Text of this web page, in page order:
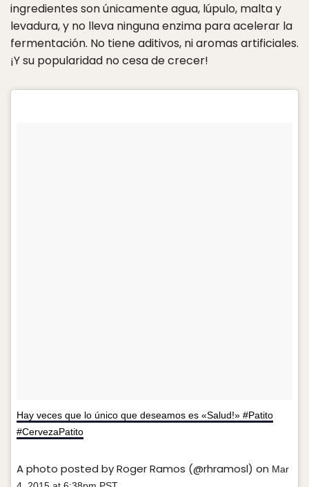
ingredientes son únicamente agua, lúpulo, malta y
levadura, y no lleva ninguna enzima para acelerar la
fermentación. No tiene aditivos, ni aromas artificiales.
¡Y su popularidad no cesa de crecer!
Hay veces que lo único que deseamos es «Salud!» #Patito
#CervezaPatito
A photo posted by Roger Ramos (@rhramosl) on Mar